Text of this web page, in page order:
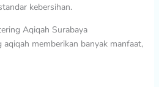
kebersihan.
Aqiqah Surabaya
aqiqah memberikan banyak manfaat,